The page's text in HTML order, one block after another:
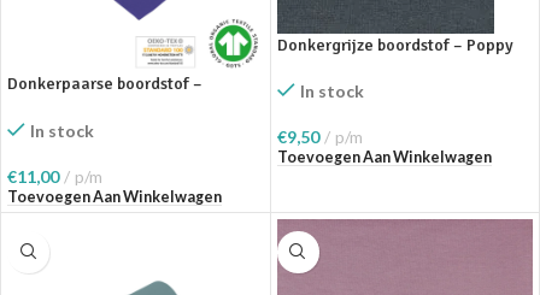
Donkerpaarse boordstof –
In stock
€11,00 p/m
Toevoegen Aan Winkelwagen
Donkergrijze boordstof – Poppy
In stock
€9,50 p/m
Toevoegen Aan Winkelwagen